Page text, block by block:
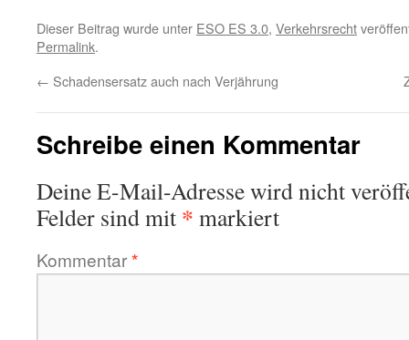
Dieser Beitrag wurde unter ESO ES 3.0, Verkehrsrecht
Permalink.
← Schadensersatz auch nach Verjährung
Schreibe einen Kommentar
Deine E-Mail-Adresse wird nicht
Felder sind mit * markiert
Kommentar*